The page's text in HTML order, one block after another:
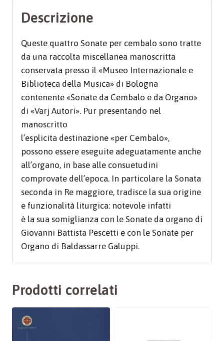
Descrizione
Queste quattro Sonate per cembalo sono tratte
da una raccolta miscellanea manoscritta
conservata presso il «Museo Internazionale e
Biblioteca della Musica» di Bologna
contenente «Sonate da Cembalo e da Organo»
di «Varj Autori». Pur presentando nel
manoscritto
l’esplicita destinazione «per Cembalo»,
possono essere eseguite adeguatamente anche
all’organo, in base alle consuetudini
comprovate dell’epoca. In particolare la Sonata
seconda in Re maggiore, tradisce la sua origine
e funzionalità liturgica: notevole infatti
è la sua somiglianza con le Sonate da organo di
Giovanni Battista Pescetti e con le Sonate per
Organo di Baldassarre Galuppi.
Prodotti correlati